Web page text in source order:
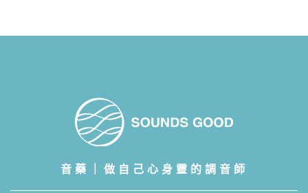
音藥｜做自己心身靈的調音師